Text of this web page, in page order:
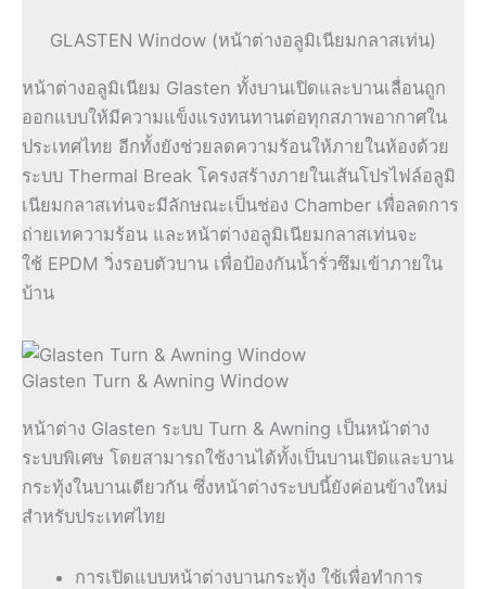
GLASTEN Window (หน้าต่างอลูมิเนียมกลาสเท่น)
หน้าต่างอลูมิเนียม Glasten ทั้งบานเปิดและบานเลื่อนถูก
ออกแบบให้มีความแข็งแรงทนทานต่อทุกสภาพอากาศใน
ประเทศไทย อีกทั้งยังช่วยลดความร้อนให้ภายในห้องด้วย
ระบบ Thermal Break โครงสร้างภายในเส้นโปรไฟล์อลูมิ
เนียมกลาสเท่นจะมีลักษณะเป็นช่อง Chamber เพื่อลดการ
ถ่ายเทความร้อน และหน้าต่างอลูมิเนียมกลาสเท่นจะ
ใช้ EPDM วิ่งรอบตัวบาน เพื่อป้องกันน้ำรั่วซึมเข้าภายใน
บ้าน
Glasten Turn & Awning Window
หน้าต่าง Glasten ระบบ Turn & Awning เป็นหน้าต่าง
ระบบพิเศษ โดยสามารถใช้งานได้ทั้งเป็นบานเปิดและบาน
กระทุ้งในบานเดียวกัน ซึ่งหน้าต่างระบบนี้ยังค่อนข้างใหม่
สำหรับประเทศไทย
การเปิดแบบหน้าต่างบานกระทุ้ง ใช้เพื่อทำการ